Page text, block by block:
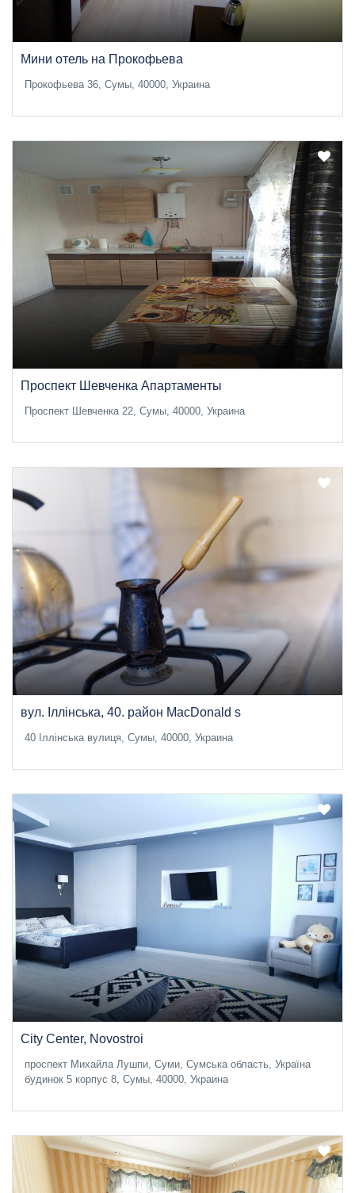
Мини отель на Прокофьева
Прокофьева 36, Сумы, 40000, Украина
Проспект Шевченка Апартаменты
Проспект Шевченка 22, Сумы, 40000, Украина
вул. Іллінська, 40. район MacDonald s
40 Іллінська вулиця, Сумы, 40000, Украина
City Center, Novostroi
проспект Михайла Лушпи, Суми, Сумська область, Україна
будинок 5 корпус 8, Сумы, 40000, Украина